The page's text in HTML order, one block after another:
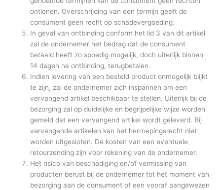
ontlenen. Overschrijding van een termijn geeft de
consument geen recht op schadevergoeding.
In geval van ontbinding conform het lid 3 van dit artikel
zal de ondernemer het bedrag dat de consument
betaald heeft zo spoedig mogelijk, doch uiterlijk binnen
14 dagen na ontbinding, terugbetalen.
Indien levering van een besteld product onmogelijk blijkt
te zijn, zal de ondernemer zich inspannen om een
vervangend artikel beschikbaar te stellen. Uiterlijk bij de
bezorging zal op duidelijke en begrijpelijke wijze worden
gemeld dat een vervangend artikel wordt geleverd. Bij
vervangende artikelen kan het herroepingsrecht niet
worden uitgesloten. De kosten van een eventuele
retourzending zijn voor rekening van de ondernemer.
Het risico van beschadiging en/of vermissing van
producten berust bij de ondernemer tot het moment van
bezorging aan de consument of een vooraf aangewezen